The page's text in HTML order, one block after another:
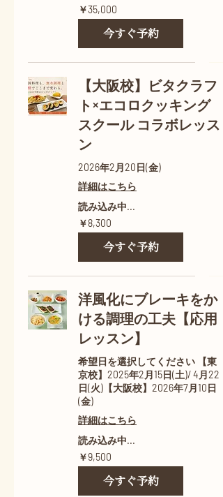
35,000
円
￥35,000
今すぐ予約
【大阪校】ビタクラフ
ト×エコロクッキング
スクール コラボレッス
ン
2026年2月20日(金)
詳細はこちら
読み込み中...
8,300
円
￥8,300
今すぐ予約
洋風化にブレーキをか
ける調理の工夫【応用
レッスン】
希望日を選択してください 【東
京校】2025年2月15日(土)/ 4月22
日(火)【大阪校】2026年7月10日
(金)
詳細はこちら
読み込み中...
9,500
円
￥9,500
今すぐ予約